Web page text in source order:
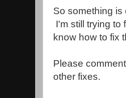
So something is
I'm still trying to
know how to fix
Please
other fixes.